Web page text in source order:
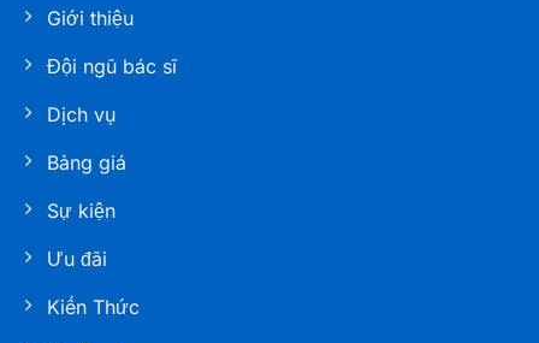
Giới thiệu
Đội ngũ bác sĩ
Dịch vụ
Bảng giá
Sự kiện
Ưu đãi
Kiến Thức